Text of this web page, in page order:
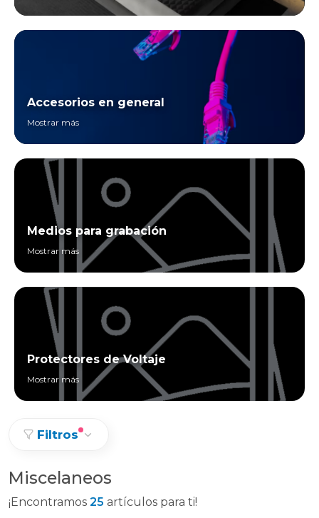
Accesorios en general
Mostrar más
Medios para grabación
Mostrar más
Protectores de Voltaje
Mostrar más
Filtros
Miscelaneos
¡Encontramos 25 artículos para ti!